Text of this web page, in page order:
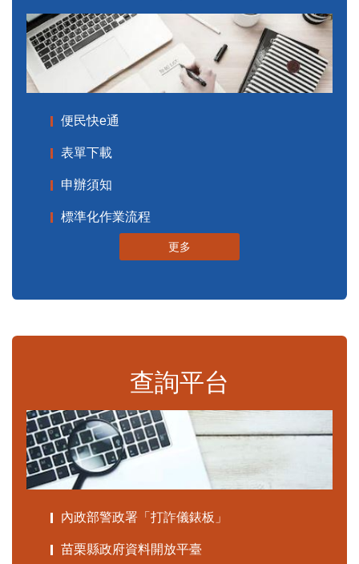
便民快e通
表單下載
申辦須知
標準化作業流程
更多
查詢平台
內政部警政署「打詐儀錶板」
苗栗縣政府資料開放平臺